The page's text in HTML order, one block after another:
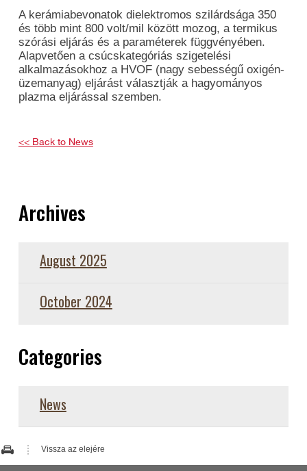
A kerámiabevonatok dielektromos szilárdsága 350
és több mint 800 volt/mil között mozog, a termikus
szórási eljárás és a paraméterek függvényében.
Alapvetően a csúcskategóriás szigetelési
alkalmazásokhoz a HVOF (nagy sebességű oxigén-
üzemanyag) eljárást választják a hagyományos
plazma eljárással szemben.
<< Back to News
Archives
August 2025
October 2024
Categories
News
Vissza az elejére